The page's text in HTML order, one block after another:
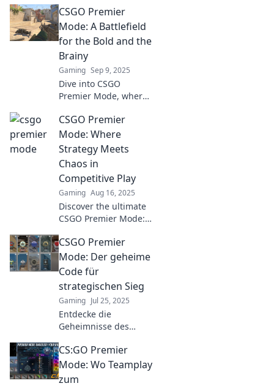
strategy collide.
Discover tips, tactics,
and triumphs in the
CSGO Premier
Mode: A Battlefield
for the Bold and the
Brainy
Gaming Sep 9, 2025
Dive into CSGO
Premier Mode, where
Discover tips, tactics,
and expert insights to
conquer the
competition.
CSGO Premier
Mode: Where
Strategy Meets
Chaos in
Competitive Play
Gaming Aug 16, 2025
Discover the ultimate
CSGO Premier Mode:
brilliance collides with
chaos for thrilling
competitive action!
CSGO Premier
Mode: Der geheime
Code für
strategischen Sieg
Gaming Jul 25, 2025
Entdecke die
Geheimnisse des
Erhalte strategische
Tipps & Tricks, um
deine Gegner zu
CS:GO Premier
Mode: Wo Teamplay
zum